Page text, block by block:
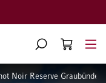
CERCA CARTMinicart
Noir Reserve Graubünden